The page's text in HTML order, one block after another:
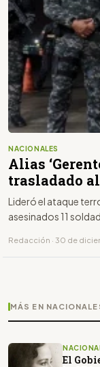
NACIONALES
Alias
trasladado
Lideró el ataque
asesinados 11
Redacción · 30 de
MÁS EN
El